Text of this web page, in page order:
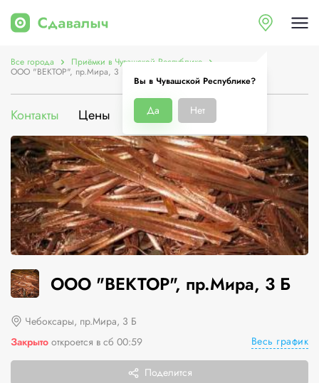
Вы в Чувашской Республике?
Да Нет
Все города Приёмки в Чувашской Республике
ООО "ВЕКТОР", пр.Мира, 3 Б
Контакты Цены Услуги О компании
ООО "ВЕКТОР", пр.Мира, 3 Б
Чебоксары, пр.Мира, 3 Б
Закрыто откроется в сб 00:59 Весь график
Поделится